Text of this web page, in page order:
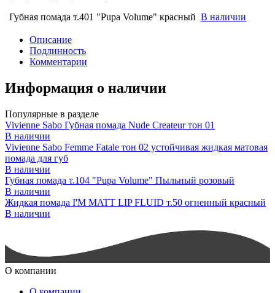
Губная помада т.401 "Pupa Volume" красный В наличии
Описание
Подлинность
Комментарии
Информация о наличии
Популярные в разделе
Vivienne Sabo Губная помада Nude Createur тон 01
В наличии
Vivienne Sabo Femme Fatale тон 02 устойчивая жидкая матовая
помада для губ
В наличии
Губная помада т.104 "Pupa Volume" Пыльный розовый
В наличии
Жидкая помада I'M MATT LIP FLUID т.50 огненный красный
В наличии
О компании